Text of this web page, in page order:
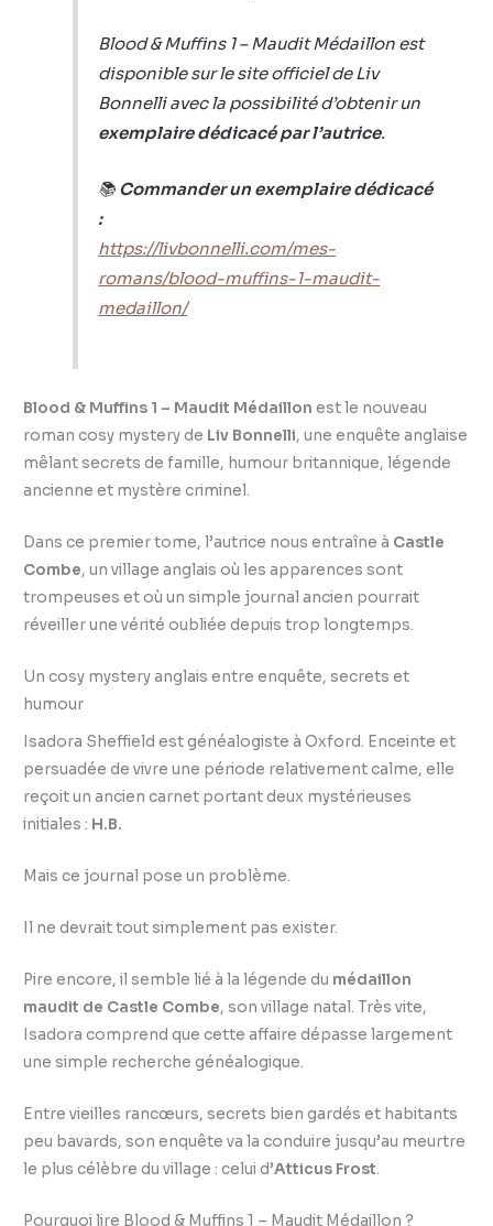
Blood & Muffins 1 – Maudit Médaillon est
disponible sur le site officiel de Liv
Bonnelli avec la possibilité d’obtenir un
exemplaire dédicacé par l’autrice.
📚 Commander un exemplaire dédicacé
:
https://livbonnelli.com/mes-
romans/blood-muffins-1-maudit-
medaillon/
Blood & Muffins 1 – Maudit Médaillon est le nouveau
roman cosy mystery de Liv Bonnelli, une enquête anglaise
mêlant secrets de famille, humour britannique, légende
ancienne et mystère criminel.
Dans ce premier tome, l’autrice nous entraîne à Castle
Combe, un village anglais où les apparences sont
trompeuses et où un simple journal ancien pourrait
réveiller une vérité oubliée depuis trop longtemps.
Un cosy mystery anglais entre enquête, secrets et
humour
Isadora Sheffield est généalogiste à Oxford. Enceinte et
persuadée de vivre une période relativement calme, elle
reçoit un ancien carnet portant deux mystérieuses
initiales : H.B.
Mais ce journal pose un problème.
Il ne devrait tout simplement pas exister.
Pire encore, il semble lié à la légende du médaillon
maudit de Castle Combe, son village natal. Très vite,
Isadora comprend que cette affaire dépasse largement
une simple recherche généalogique.
Entre vieilles rancœurs, secrets bien gardés et habitants
peu bavards, son enquête va la conduire jusqu’au meurtre
le plus célèbre du village : celui d’Atticus Frost.
Pourquoi lire Blood & Muffins 1 – Maudit Médaillon ?